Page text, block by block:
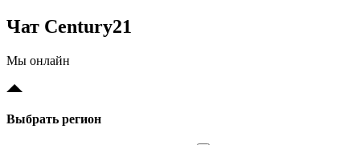
Чат Century21
Мы онлайн
Выбрать регион